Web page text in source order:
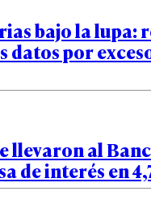
bajo la lupa:
datos por
llevaron al
de interés en